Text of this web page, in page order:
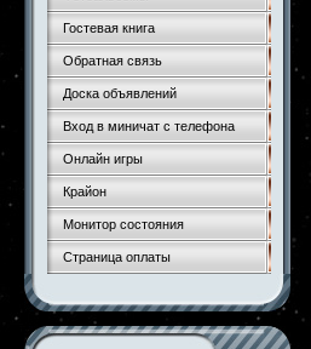
Гостевая книга
Обратная связь
Доска объявлений
Вход в миничат с телефона
Онлайн игры
Крайон
Монитор состояния
Страница оплаты